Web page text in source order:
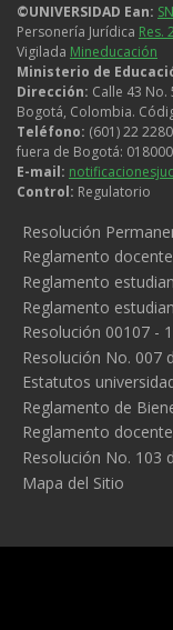
©UNIVERSIDAD Ean:
Personería Jurídica Res.
Vigilada Mineducación
Ministerio de
Dirección: Calle 43 No.
Bogotá, Colombia.
Teléfono: (601) 22
fuera de Bogotá:
E-mail:
Control: Regulatorio
Legales
Resolución
Reglamento
Reglamento
Reglamento
Resolución 00107 -
Resolución No. 007
Estatutos
Reglamento de
Reglamento
Resolución No. 103
Mapa del Sitio